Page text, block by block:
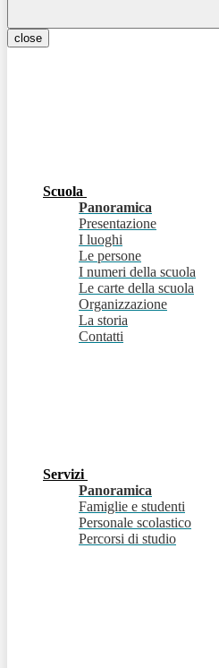
close
Scuola
Panoramica
Presentazione
I luoghi
Le persone
I numeri della scuola
Le carte della scuola
Organizzazione
La storia
Contatti
Servizi
Panoramica
Famiglie e studenti
Personale scolastico
Percorsi di studio